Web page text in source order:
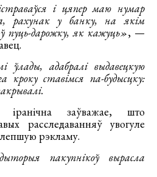
і цяпер маю нумар
рахунак у банку, на якім
пуць-дарожку, як кажуць», —
адабралі выдавецкую
кроку ставімся па-будысцку:
іранічна заўважае, што
расследаванняў увогуле
лепшую рэкламу.
пакупнікоў вырасла